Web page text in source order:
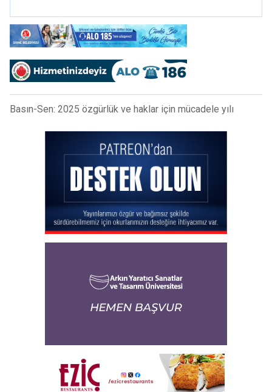
Basın-Sen: 2025 özgürlük ve haklar için mücadele yılı